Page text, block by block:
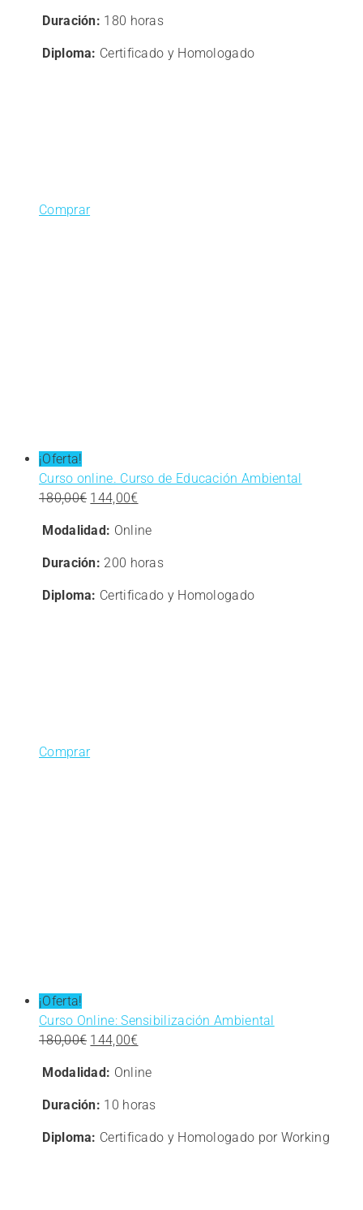
era:
Duración: 180 horas
Diploma: Certificado y Homologado
Comprar
¡Oferta!
Curso online. Curso de Educación Ambiental
180,00€ El
original
era:
144,00€
actual
Modalidad: Online
Duración: 200 horas
Diploma: Certificado y Homologado
Comprar
¡Oferta!
Curso Online: Sensibilización Ambiental
180,00€ El
original
era:
144,00€
actual
Modalidad: Online
Duración: 10 horas
Diploma: Certificado y Homologado por Working